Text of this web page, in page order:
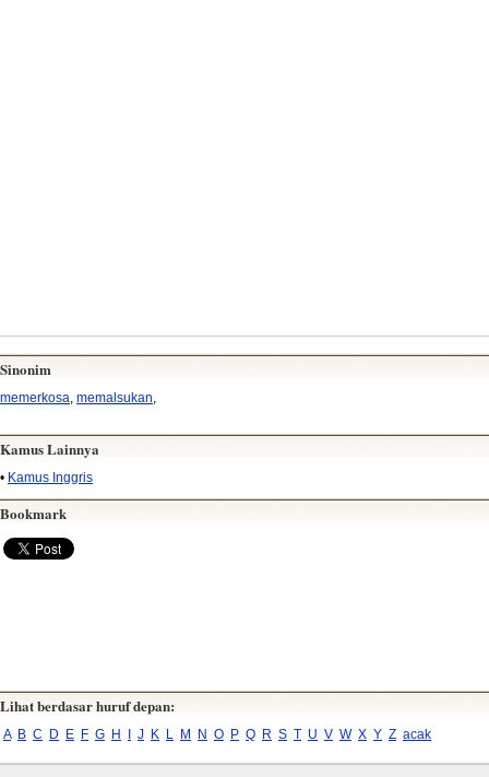
Sinonim
memerkosa memalsukan
Kamus Lainnya
• Kamus Inggris
Bookmark
Lihat berdasar huruf depan:
A B C D E F G H J K L M N O P Q R S T U V W X Y Z acak